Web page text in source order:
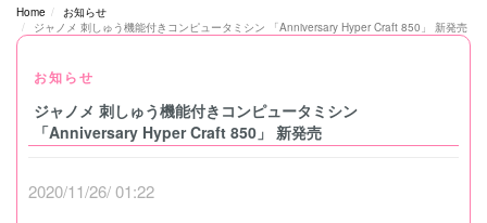
Home
お知らせ
ジャノメ 刺しゅう機能付きコンピュータミシン 「Anniversary Hyper Craft 850」 新発売
お知らせ
ジャノメ 刺しゅう機能付きコンピュータミシン
「Anniversary Hyper Craft 850」 新発売
2020/11/26/ 01:22